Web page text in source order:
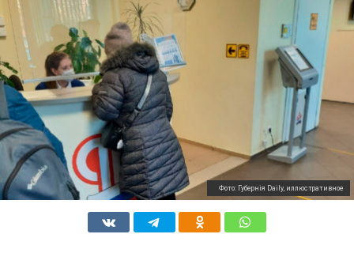
Фото: Губернiя Daily, иллюстративное